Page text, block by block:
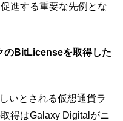
進する重要な先例とな
のBitLicenseを取得した
いとされる仮想通貨ラ
得はGalaxy Digitalがニ